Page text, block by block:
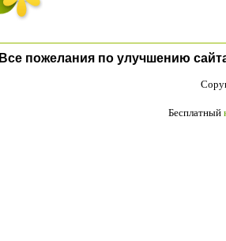
Все пожелания по улучшению
Бесплатный